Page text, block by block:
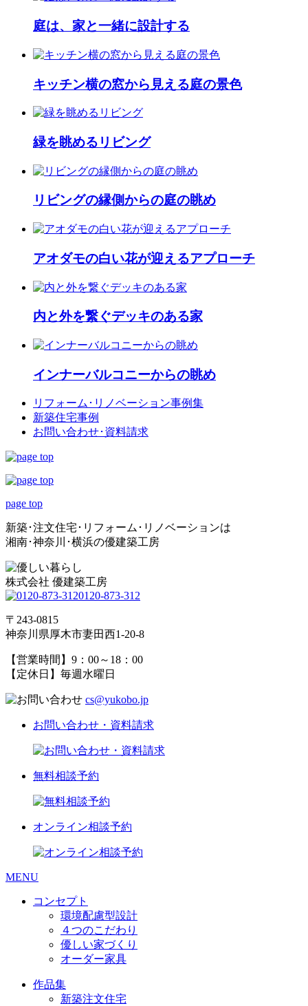
庭は、家と一緒に設計する
キッチン横の窓から見える庭の景色
緑を眺めるリビング
リビングの縁側からの庭の眺め
アオダモの白い花が迎えるアプローチ
内と外を繋ぐデッキのある家
インナーバルコニーからの眺め
リフォーム･ リノベーション事例集
新築住宅事例
お問い合わせ･ 資料請求
page top
新築･注文住宅･リフォーム･リノベーションは
湘南･神奈川･横浜の優建築工房
株式会社 優建築工房
0120-873-312
〒243-0815
神奈川県厚木市妻田西1-20-8
【営業時間】9：00～18：00
【定休日】毎週水曜日
cs@yukobo.jp
お問い合わせ・資料請求
無料相談予約
オンライン相談予約
MENU
コンセプト
環境配慮型設計
４つのこだわり
優しい家づくり
オーダー家具
作品集
新築注文住宅